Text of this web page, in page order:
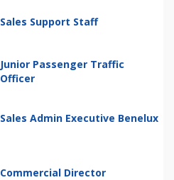
Sales Support Staff
Junior Passenger Traffic
Officer
Sales Admin Executive Benelux
Commercial Director